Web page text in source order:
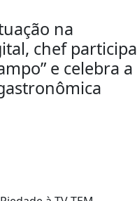
na
chef participa
e celebra a